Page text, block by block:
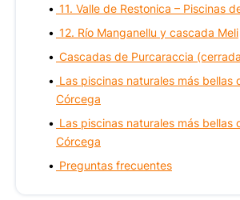
11. Valle de Restonica – Piscinas
12. Río Manganellu y cascada Meli
Cascadas de Purcaraccia
Las piscinas naturales más bellas
Córcega
Las piscinas naturales más bellas
Córcega
Preguntas frecuentes